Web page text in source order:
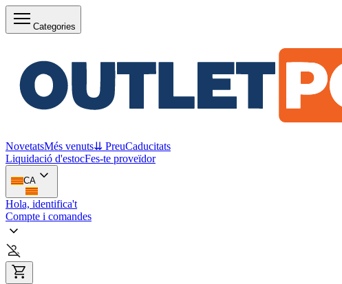
Categories
NovetatsMés venuts⇊ PreuCaducitats
Liquidació d'estocFes-te proveïdor
CA
Hola, identifica't
Compte i comandes